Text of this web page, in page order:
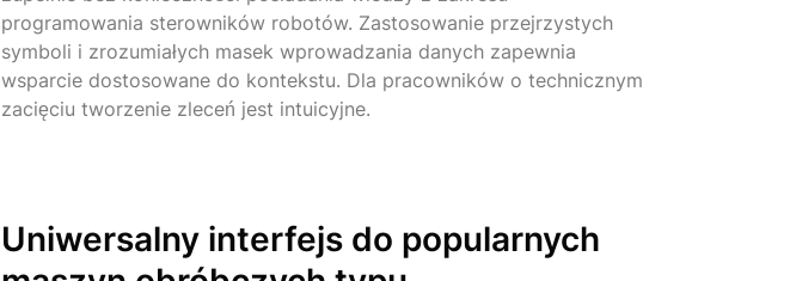
programowania sterowników robotów. Zastosowanie przejrzystych
symboli i zrozumiałych masek wprowadzania danych zapewnia
wsparcie dostosowane do kontekstu. Dla pracowników o technicznym
zacięciu tworzenie zleceń jest intuicyjne.
Uniwersalny interfejs do popularnych